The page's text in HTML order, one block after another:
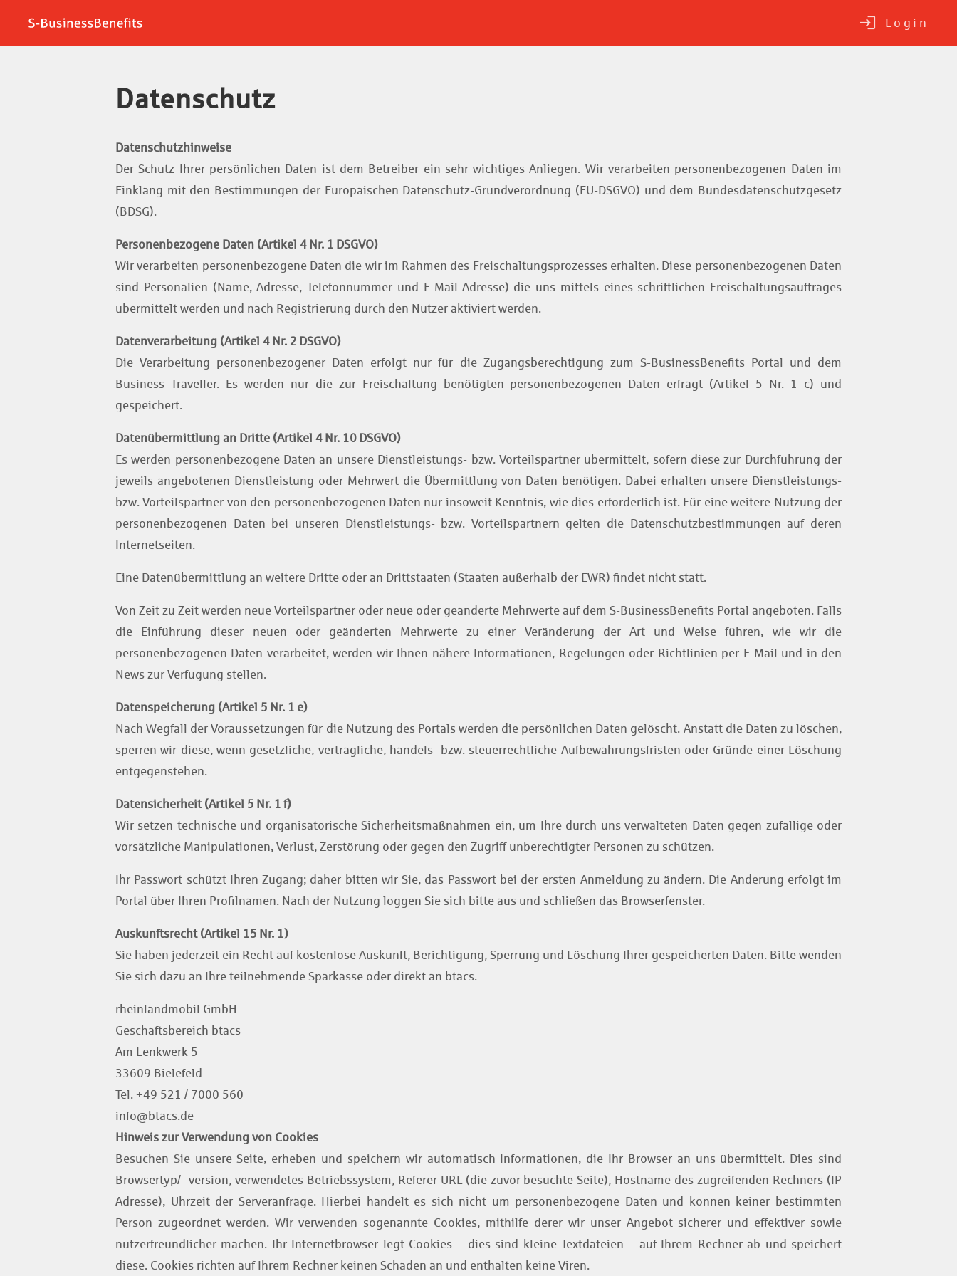
Login
Datenschutz
Datenschutzhinweise
Der Schutz Ihrer persönlichen Daten ist dem Betreiber ein sehr wichtiges Anliegen. Wir verarbeiten personenbezogenen Daten im
Einklang mit den Bestimmungen der Europäischen Datenschutz-Grundverordnung (EU-DSGVO) und dem Bundesdatenschutzgesetz
(BDSG).
Personenbezogene Daten (Artikel 4 Nr. 1 DSGVO)
Wir verarbeiten personenbezogene Daten die wir im Rahmen des Freischaltungsprozesses erhalten. Diese personenbezogenen Daten
sind Personalien (Name, Adresse, Telefonnummer und E-Mail-Adresse) die uns mittels eines schriftlichen Freischaltungsauftrages
übermittelt werden und nach Registrierung durch den Nutzer aktiviert werden.
Datenverarbeitung (Artikel 4 Nr. 2 DSGVO)
Die Verarbeitung personenbezogener Daten erfolgt nur für die Zugangsberechtigung zum S-BusinessBenefits Portal und dem
Business Traveller. Es werden nur die zur Freischaltung benötigten personenbezogenen Daten erfragt (Artikel 5 Nr. 1 c) und
gespeichert.
Datenübermittlung an Dritte (Artikel 4 Nr. 10 DSGVO)
Es werden personenbezogene Daten an unsere Dienstleistungs- bzw. Vorteilspartner übermittelt, sofern diese zur Durchführung der
jeweils angebotenen Dienstleistung oder Mehrwert die Übermittlung von Daten benötigen. Dabei erhalten unsere Dienstleistungs-
bzw. Vorteilspartner von den personenbezogenen Daten nur insoweit Kenntnis, wie dies erforderlich ist. Für eine weitere Nutzung der
personenbezogenen Daten bei unseren Dienstleistungs- bzw. Vorteilspartnern gelten die Datenschutzbestimmungen auf deren
Internetseiten.
Eine Datenübermittlung an weitere Dritte oder an Drittstaaten (Staaten außerhalb der EWR) findet nicht statt.
Von Zeit zu Zeit werden neue Vorteilspartner oder neue oder geänderte Mehrwerte auf dem S-BusinessBenefits Portal angeboten. Falls
die Einführung dieser neuen oder geänderten Mehrwerte zu einer Veränderung der Art und Weise führen, wie wir die
personenbezogenen Daten verarbeitet, werden wir Ihnen nähere Informationen, Regelungen oder Richtlinien per E-Mail und in den
News zur Verfügung stellen.
Datenspeicherung (Artikel 5 Nr. 1 e)
Nach Wegfall der Voraussetzungen für die Nutzung des Portals werden die persönlichen Daten gelöscht. Anstatt die Daten zu löschen,
sperren wir diese, wenn gesetzliche, vertragliche, handels- bzw. steuerrechtliche Aufbewahrungsfristen oder Gründe einer Löschung
entgegenstehen.
Datensicherheit (Artikel 5 Nr. 1 f)
Wir setzen technische und organisatorische Sicherheitsmaßnahmen ein, um Ihre durch uns verwalteten Daten gegen zufällige oder
vorsätzliche Manipulationen, Verlust, Zerstörung oder gegen den Zugriff unberechtigter Personen zu schützen.
Ihr Passwort schützt Ihren Zugang; daher bitten wir Sie, das Passwort bei der ersten Anmeldung zu ändern. Die Änderung erfolgt im
Portal über Ihren Profilnamen. Nach der Nutzung loggen Sie sich bitte aus und schließen das Browserfenster.
Auskunftsrecht (Artikel 15 Nr. 1)
Sie haben jederzeit ein Recht auf kostenlose Auskunft, Berichtigung, Sperrung und Löschung Ihrer gespeicherten Daten. Bitte wenden
Sie sich dazu an Ihre teilnehmende Sparkasse oder direkt an btacs.
rheinlandmobil GmbH
Geschäftsbereich btacs
Am Lenkwerk 5
33609 Bielefeld
Tel. +49 521 / 7000 560
info@btacs.de
Hinweis zur Verwendung von Cookies
Besuchen Sie unsere Seite, erheben und speichern wir automatisch Informationen, die Ihr Browser an uns übermittelt. Dies sind
Browsertyp/ -version, verwendetes Betriebssystem, Referer URL (die zuvor besuchte Seite), Hostname des zugreifenden Rechners (IP
Adresse), Uhrzeit der Serveranfrage. Hierbei handelt es sich nicht um personenbezogene Daten und können keiner bestimmten
Person zugeordnet werden. Wir verwenden sogenannte Cookies, mithilfe derer wir unser Angebot sicherer und effektiver sowie
nutzerfreundlicher machen. Ihr Internetbrowser legt Cookies – dies sind kleine Textdateien – auf Ihrem Rechner ab und speichert
diese. Cookies richten auf Ihrem Rechner keinen Schaden an und enthalten keine Viren.